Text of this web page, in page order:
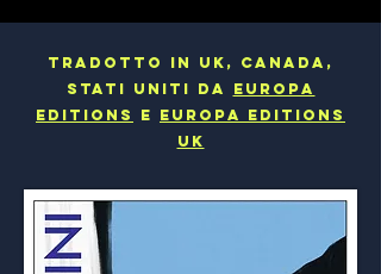
TRADOTTO IN uk, CANADA,
STATI UNITI DA EUROPA
EDITIONS
E EUROPA EDITIONS
UK